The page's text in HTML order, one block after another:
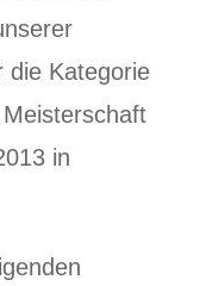
die Kategorie
in